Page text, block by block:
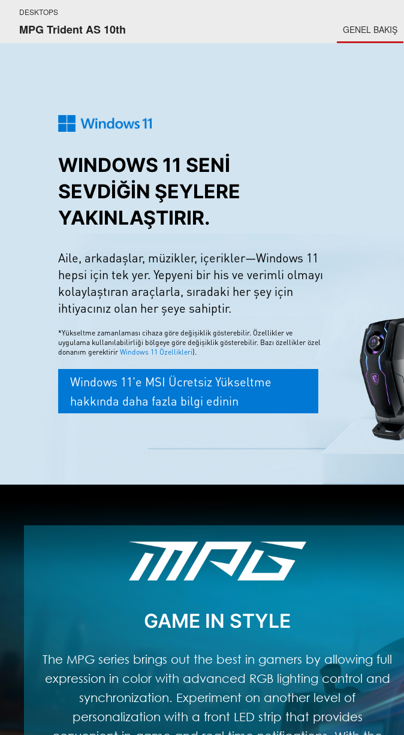
DESKTOPS
MPG Trident AS 10th GENEL BAKIŞ
WINDOWS 11 SENİ
SEVDİĞİN ŞEYLERE
YAKINLAŞTIRIR.
Aile, arkadaşlar, müzikler, içerikler—Windows 11
hepsi için tek yer. Yepyeni bir his ve verimli olmayı
kolaylaştıran araçlarla, sıradaki her şey için
ihtiyacınız olan her şeye sahiptir.
*Yükseltme zamanlaması cihaza göre değişiklik gösterebilir. Özellikler ve
uygulama kullanılabilirliği bölgeye göre değişiklik gösterebilir. Bazı özellikler özel
donanım gerektirirWindows 11 Özellikleri).
Windows 11'e MSI Ücretsiz Yükseltme
hakkında daha fazla bilgi edinin
GAME IN STYLE
The MPG series brings out the best in gamers by allowing full
expression in color with advanced RGB lighting control and
synchronization. Experiment on another level of
personalization with a front LED strip that provides